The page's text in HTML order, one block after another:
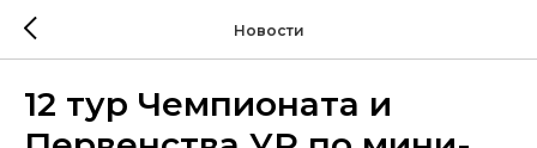
Новости
12 тур Чемпионата и